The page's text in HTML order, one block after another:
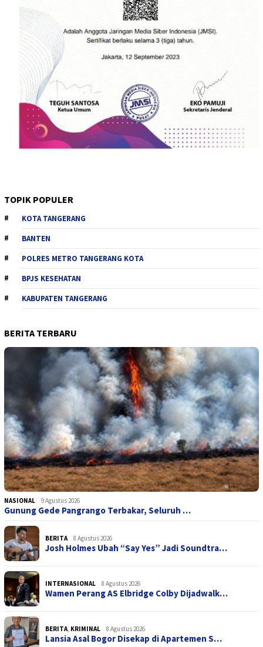
TOPIK POPULER
KOTA TANGERANG
BANTEN
POLRES METRO TANGERANG KOTA
BPJS KESEHATAN
KABUPATEN TANGERANG
BERITA TERBARU
NASIONAL 9 Agustus 2026
Gunung Gede Pangrango Terbakar, Seluruh …
BERITA 8 Agustus 2026
Josh Holmes Ubah “Say Yes” Jadi Soundtra…
INTERNASIONAL 8 Agustus 2026
Wamen Perang AS Elbridge Colby Dijadwalk…
BERITA, KRIMINAL 8 Agustus 2026
Lansia Asal Bogor Disekap di Apartemen S…